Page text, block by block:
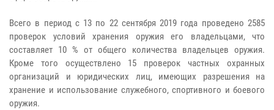
Всего в период с 13 по 22 сентября 2019 года проведено 2585
проверок условий хранения оружия его владельцами, что
составляет 10 % от общего количества владельцев оружия.
Кроме того осуществлено 15 проверок частных охранных
организаций и юридических лиц, имеющих разрешения на
хранение и использование служебного, спортивного и боевого
оружия.